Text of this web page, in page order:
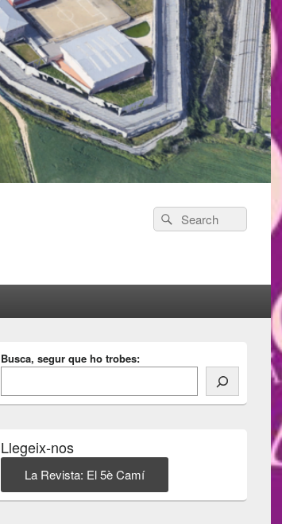
Search
for:
Search
Barra
lateral
principal
Busca, segur que ho trobes:
Llegeix-nos
La Revista: El 5è Camí